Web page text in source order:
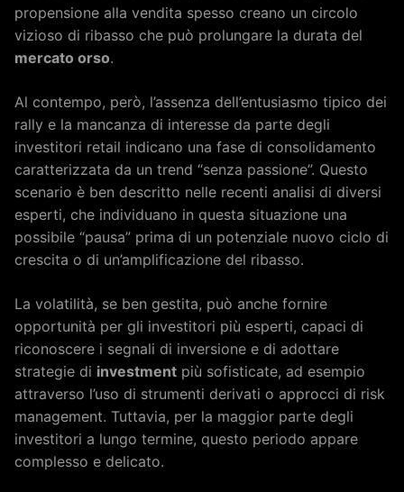
propensione alla vendita spesso creano un circolo
vizioso di ribasso che può prolungare la durata del
mercato orso.
Al contempo, però, l’assenza dell’entusiasmo tipico dei
rally e la mancanza di interesse da parte degli
investitori retail indicano una fase di consolidamento
caratterizzata da un trend “senza passione”. Questo
scenario è ben descritto nelle recenti analisi di diversi
esperti, che individuano in questa situazione una
possibile “pausa” prima di un potenziale nuovo ciclo di
crescita o di un’amplificazione del ribasso.
La volatilità, se ben gestita, può anche fornire
opportunità per gli investitori più esperti, capaci di
riconoscere i segnali di inversione e di adottare
strategie di investment più sofisticate, ad esempio
attraverso l’uso di strumenti derivati o approcci di risk
management. Tuttavia, per la maggior parte degli
investitori a lungo termine, questo periodo appare
complesso e delicato.